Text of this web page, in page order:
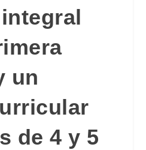
un
de 4 y 5